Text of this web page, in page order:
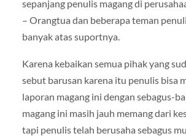
sepanjang penulis magang di
– Orangtua dan beberapa teman
banyak atas suportnya.
Karena kebaikan semua pihak yang
sebut barusan karena itu penulis bisa
laporan magang ini dengan sebagus-
magang ini masih jauh memang dari
tapi penulis telah berusaha sebagus